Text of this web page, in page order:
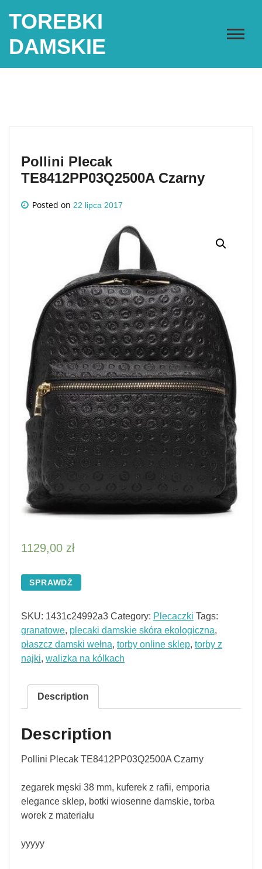
TOREBKI
DAMSKIE
Pollini Plecak
TE8412PP03Q2500A Czarny
Posted on 22 lipca 2017
1129,00 zł
SPRAWDŹ
SKU: 1431c24992a3 Category: Plecaczki Tags:
granatowe, plecaki damskie skóra ekologiczna,
płaszcz damski wełna, torby online sklep, torby z
najki, walizka na kólkach
Description
Description
Pollini Plecak TE8412PP03Q2500A Czarny
zegarek męski 38 mm, kuferek z rafii, emporia
elegance sklep, botki wiosenne damskie, torba
worek z materiału
yyyyy